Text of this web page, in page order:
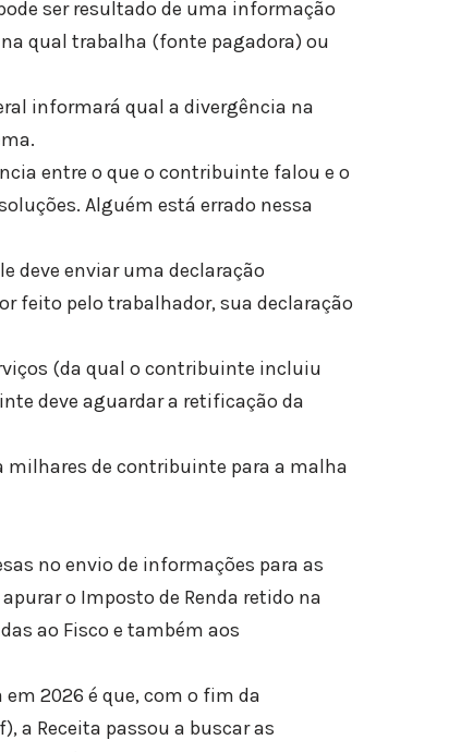
ser resultado de uma informação
qual trabalha (fonte pagadora) ou
informará qual a divergência na
entre o que o contribuinte falou e o
Alguém está errado nessa
deve enviar uma declaração
feito pelo trabalhador, sua declaração
(da qual o contribuinte incluiu
deve aguardar a retificação da
milhares de contribuinte para a malha
no envio de informações para as
o Imposto de Renda retido na
ao Fisco e também aos
2026 é que, com o fim da
a Receita passou a buscar as